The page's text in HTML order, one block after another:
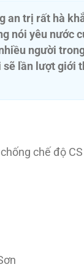
an trị rất hà
nói yêu nước
người
lần lượt giới
chế độ CS